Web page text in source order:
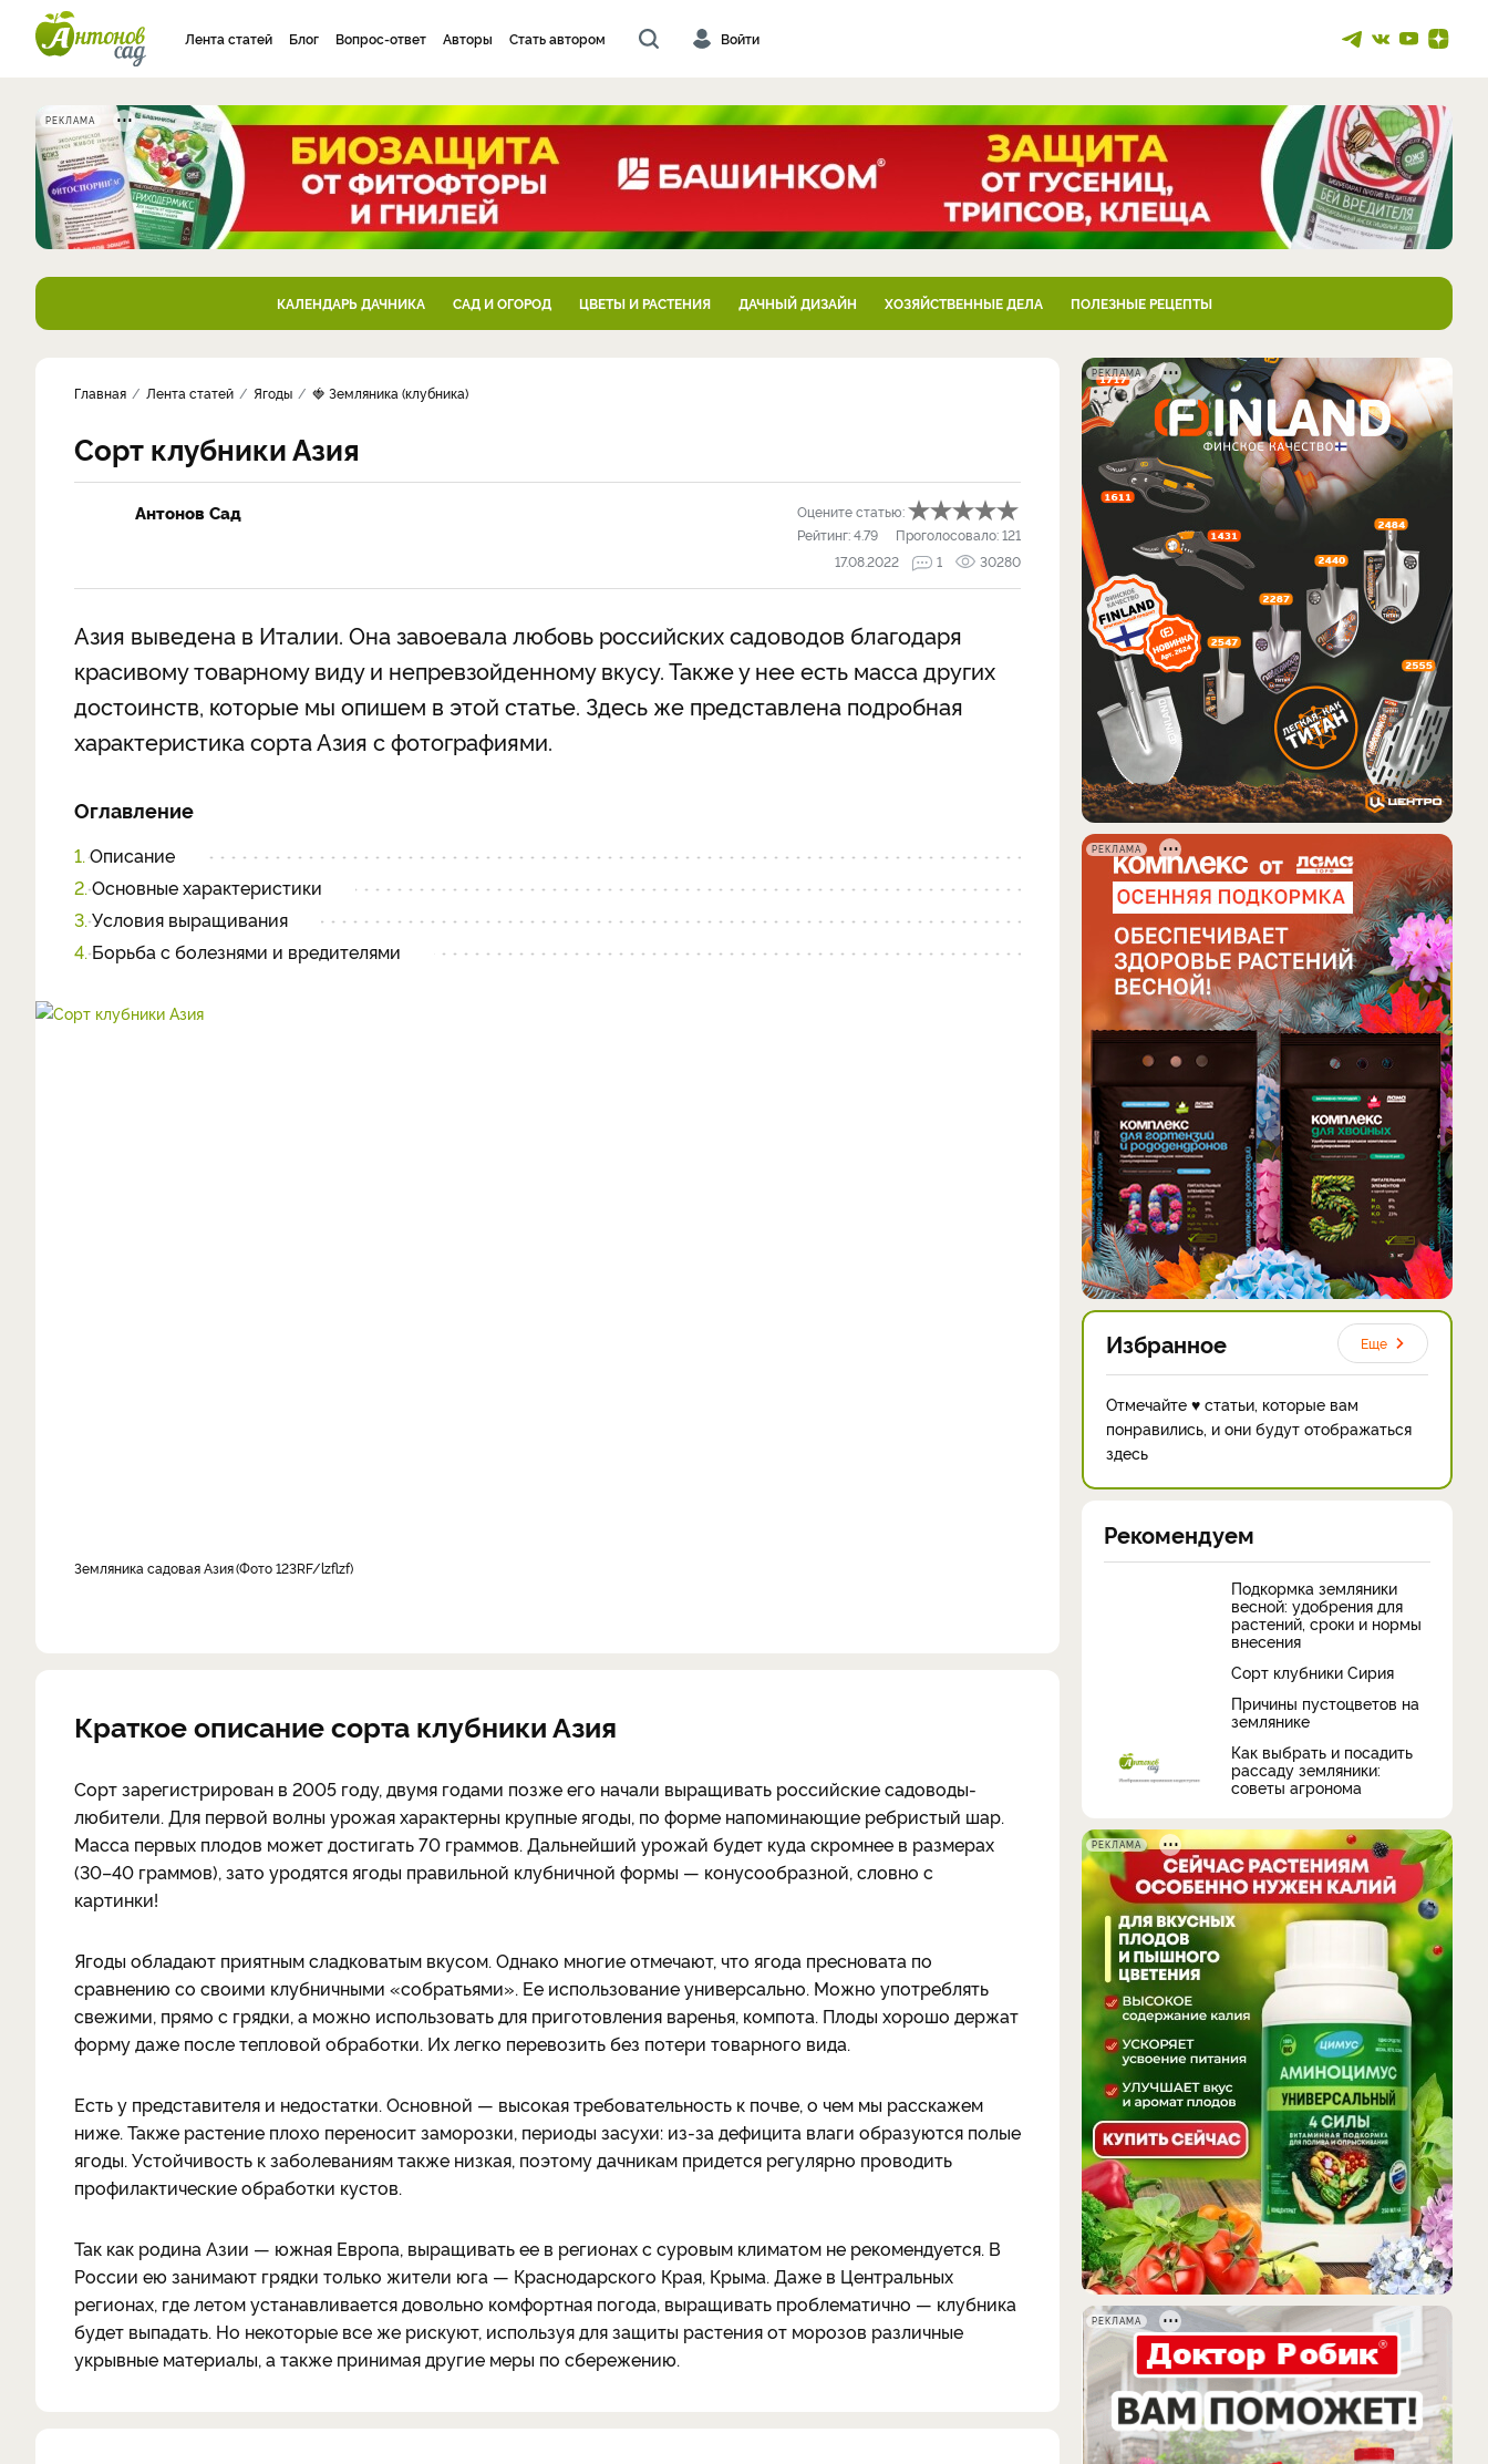
Лента статей Блог Вопрос-ответ Авторы Стать автором Войти
РЕКЛАМА
КАЛЕНДАРЬ ДАЧНИКА САД И ОГОРОД ЦВЕТЫ И РАСТЕНИЯ ДАЧНЫЙ ДИЗАЙН ХОЗЯЙСТВЕННЫЕ ДЕЛА ПОЛЕЗНЫЕ РЕЦЕПТЫ
Главная Лента статей Ягоды 🍓 Земляника (клубника)
Сорт клубники Азия
Антонов Сад
Оцените статью:
Рейтинг:4.79 Проголосовало:121
17.08.2022
1 30280
Азия выведена в Италии. Она завоевала любовь российских садоводов благодаря
красивому товарному виду и непревзойденному вкусу. Также у нее есть масса других
достоинств, которые мы опишем в этой статье. Здесь же представлена подробная
характеристика сорта Азия с фотографиями.
Оглавление
1. Описание
2. Основные характеристики
3. Условия выращивания
4. Борьба с болезнями и вредителями
земляника садовая Азия Фото 123RF/lzflzf
Краткое описание сорта клубники Азия
Сорт зарегистрирован в 2005 году, двумя годами позже его начали выращивать российские садоводы-
любители. Для первой волны урожая характерны крупные ягоды, по форме напоминающие ребристый шар.
Масса первых плодов может достигать 70 граммов. Дальнейший урожай будет куда скромнее в размерах
(30–40 граммов), зато уродятся ягоды правильной клубничной формы — конусообразной, словно с
картинки!
Ягоды обладают приятным сладковатым вкусом. Однако многие отмечают, что ягода пресновата по
сравнению со своими клубничными «собратьями». Ее использование универсально. Можно употреблять
свежими, прямо с грядки, а можно использовать для приготовления варенья, компота. Плоды хорошо держат
форму даже после тепловой обработки. Их легко перевозить без потери товарного вида.
Есть у представителя и недостатки. Основной — высокая требовательность к почве, о чем мы расскажем
ниже. Также растение плохо переносит заморозки, периоды засухи: из-за дефицита влаги образуются полые
ягоды. Устойчивость к заболеваниям также низкая, поэтому дачникам придется регулярно проводить
профилактические обработки кустов.
Так как родина Азии — южная Европа, выращивать ее в регионах с суровым климатом не рекомендуется. В
России ею занимают грядки только жители юга — Краснодарского Края, Крыма. Даже в Центральных
регионах, где летом устанавливается довольно комфортная погода, выращивать проблематично — клубника
будет выпадать. Но некоторые все же рискуют, используя для защиты растения от морозов различные
укрывные материалы, а также принимая другие меры по сбережению.
РЕКЛАМА
РЕКЛАМА
Избранное Еще
Отмечайте ♥ статьи, которые вам
понравились, и они будут отображаться
здесь
Рекомендуем
Подкормка земляники
весной: удобрения для
растений, сроки и нормы
внесения
Сорт клубники Сирия
Причины пустоцветов на
землянике
Как выбрать и посадить
рассаду земляники:
советы агронома
РЕКЛАМА
РЕКЛАМА